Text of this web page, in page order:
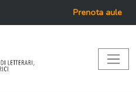
Prenota aule